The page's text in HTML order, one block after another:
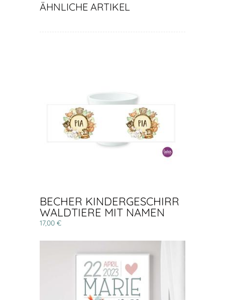
ÄHNLICHE ARTIKEL
BECHER KINDERGESCHIRR
WALDTIERE MIT NAMEN
17,00 €